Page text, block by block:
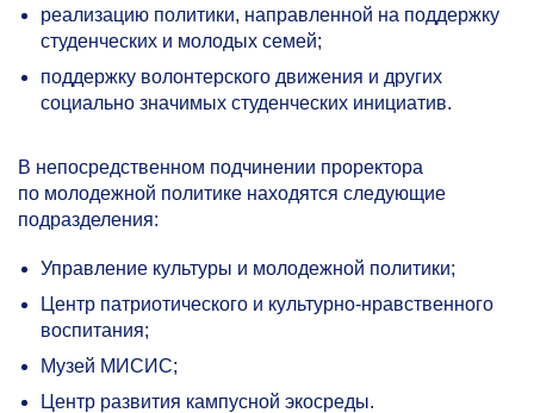
реализацию политики, направленной на поддержку
студенческих и молодых семей;
поддержку волонтерского движения и других
социально значимых студенческих инициатив.
В непосредственном подчинении проректора
по молодежной политике находятся следующие
подразделения:
Управление культуры и молодежной политики;
Центр патриотического и культурно-нравственного
воспитания;
Музей МИСИС;
Центр развития кампусной экосреды.